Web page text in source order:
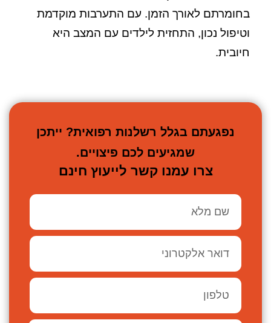
בחומרתם לאורך הזמן. עם התערבות מוקדמת
וטיפול נכון, התחזית לילדים עם המצב היא
חיובית.
נפגעתם בגלל רשלנות רפואית? ייתכן
שמגיעים לכם פיצויים.
צרו עמנו קשר לייעוץ חינם